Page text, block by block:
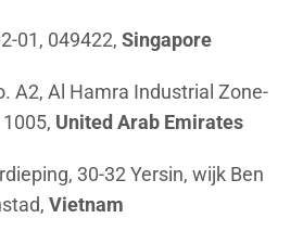
01, 049422, Singapore
A2, Al Hamra Industrial Zone-
United Arab Emirates
30-32 Yersin, wijk Ben
Vietnam